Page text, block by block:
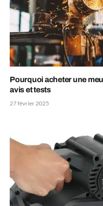
Pourquoi acheter une
avis et tests
27 février 2025